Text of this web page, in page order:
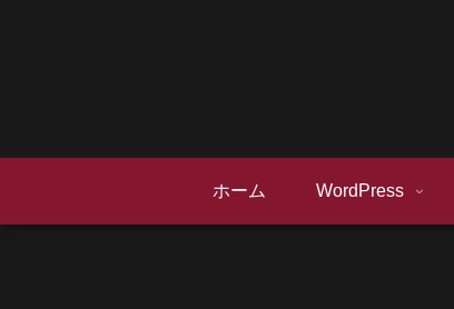
ホーム WordPress